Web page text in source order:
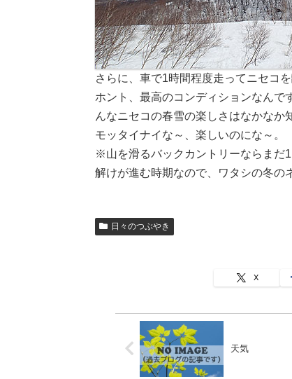
さらに、車で1時間程度走ってニセコ
ホント、最高のコンディションなんで
んなニセコの春雪の楽しさはなかなか
モッタイナイな～、楽しいのにな～。
※山を滑るバックカントリーならまだ
解けが進む時期なので、ワタシの冬の
日々のつぶやき
X
天気